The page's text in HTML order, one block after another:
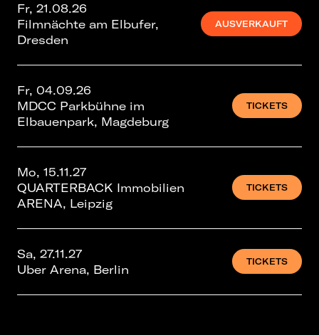
Fr, 21.08.26
Filmnächte am Elbufer,
Dresden
AUSVERKAUFT
Fr, 04.09.26
MDCC Parkbühne im
Elbauenpark, Magdeburg
TICKETS
Mo, 15.11.27
QUARTERBACK Immobilien
ARENA, Leipzig
TICKETS
Sa, 27.11.27
Uber Arena, Berlin
TICKETS